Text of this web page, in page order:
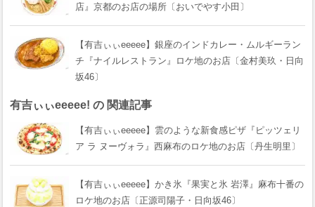
店』京都のお店の場所〔おいでやす小田〕
【有吉ぃぃeeeee】銀座のインドカレー・ムルギーラン
チ『ナイルレストラン』ロケ地のお店〔金村美玖・日向
坂46〕
有吉ぃぃeeeee! の 関連記事
【有吉ぃぃeeeee】雲のような新食感ピザ『ピッツェリ
ア ラ ヌーヴォラ』西麻布のロケ地のお店〔丹生明里〕
【有吉ぃぃeeeee】かき氷『果実と氷 岩澤』麻布十番の
ロケ地のお店〔正源司陽子・日向坂46〕